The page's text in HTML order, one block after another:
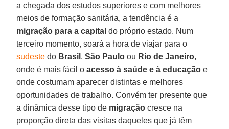
a chegada dos estudos superiores e com melhores
meios de formação sanitária, a tendência é a
migração para a capital do próprio estado. Num
terceiro momento, soará a hora de viajar para o
sudeste do Brasil ,São Paulo ou Rio de Janeiro,
onde é mais fácil oacesso à saúde e à educação e
onde costumam aparecer distintas e melhores
oportunidades de trabalho. Convém ter presente que
a dinâmica desse tipo de migração cresce na
proporção direta das visitas daqueles que já têm